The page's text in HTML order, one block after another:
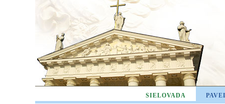
SIELOVADA